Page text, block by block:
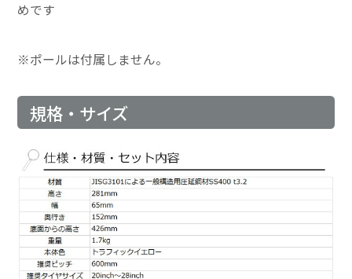
めです
※ポールは付属しません。
規格・サイズ